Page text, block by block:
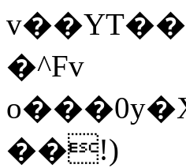
�^Fv
��!)